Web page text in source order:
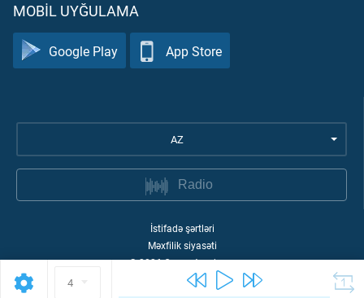
4
MOBIL UYĞULAMA
Google Play App Store
AZ
Radio
İstifadə şərtləri
Məxfilik siyasəti
©2026Quran Academy